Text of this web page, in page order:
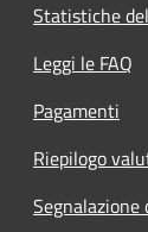
Statistiche
Leggi le FAQ
Pagamenti
Riepilogo
Segnalazione